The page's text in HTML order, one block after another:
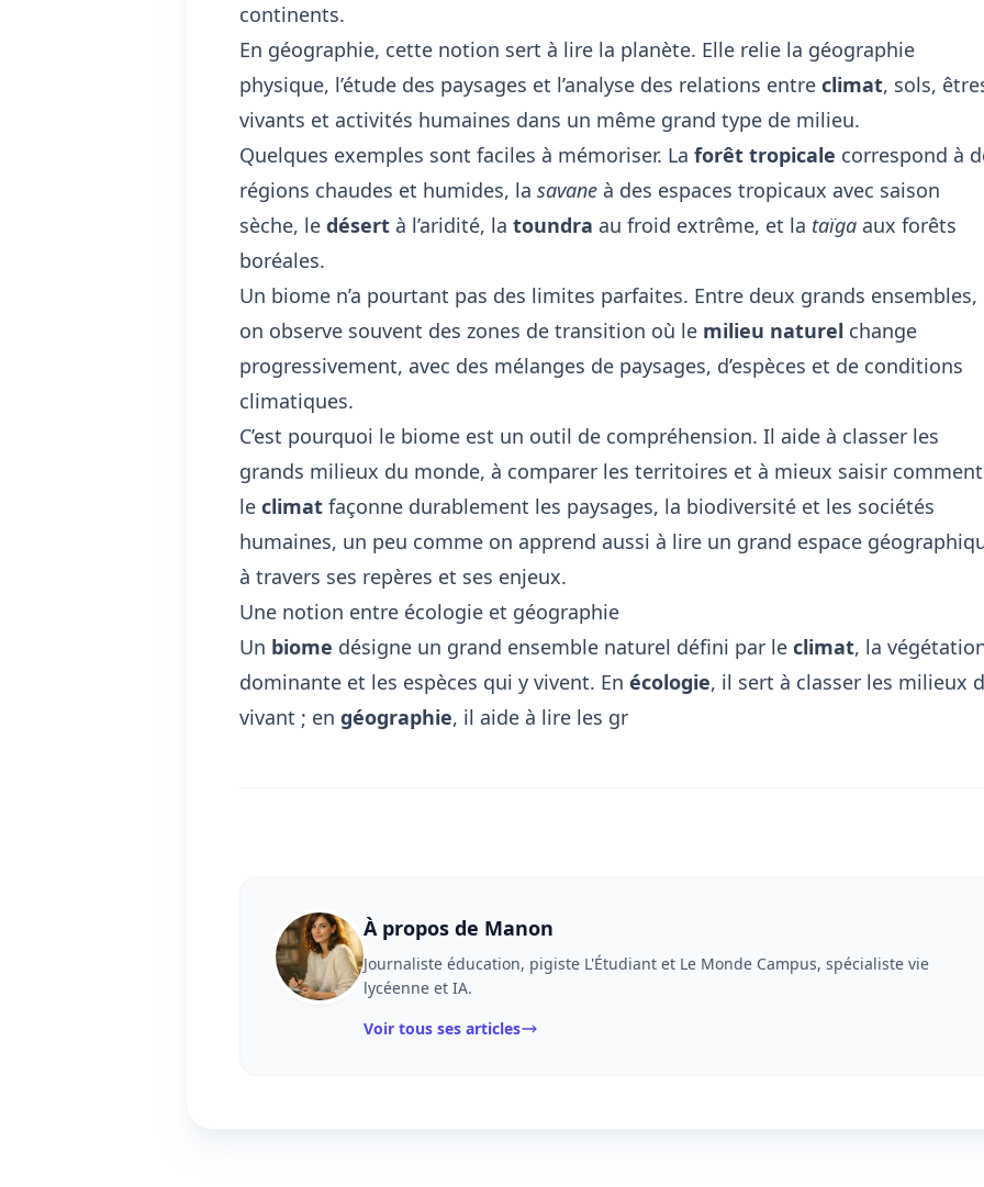
continents.
En géographie, cette notion sert à lire la planète. Elle relie la géographie
physique, l’étude des paysages et l’analyse des relations entreclimat, sols,
vivants et activités humaines dans un même grand type de milieu.
Quelques exemples sont faciles à mémoriser. Laforêt tropicale correspond à
régions chaudes et humides, lasavane à des espaces tropicaux avec saison
sèche, ledésert à l’aridité, latoundra au froid extrême, et la taïga aux forêts
boréales.
Un biome n’a pourtant pas des limites parfaites. Entre deux grands ensembles,
on observe souvent des zones de transition où le milieu naturel change
progressivement, avec des mélanges de paysages, d’espèces et de conditions
climatiques.
C’est pourquoi le biome est un outil de compréhension. Il aide à classer les
grands milieux du monde, à comparer les territoires et à mieux saisir comment
leclimat façonne durablement les paysages, la biodiversité et les sociétés
humaines, un peu comme on apprend aussi à lire un grand espace
à travers ses repères et ses enjeux.
Une notion entre écologie et géographie
Un biome désigne un grand ensemble naturel défini par leclimat, la
dominante et les espèces qui y vivent. Enécologie, il sert à classer les milieux
vivant ; engéographie, il aide à lire les gr
À propos de Manon
Journaliste éducation, pigiste L'Étudiant et Le Monde Campus, spécialiste vie
lycéenne et IA.
Voir tous ses articles